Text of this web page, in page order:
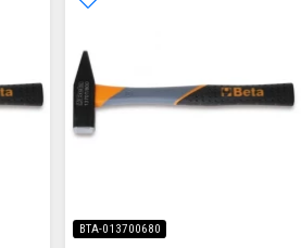
BTA-013700680